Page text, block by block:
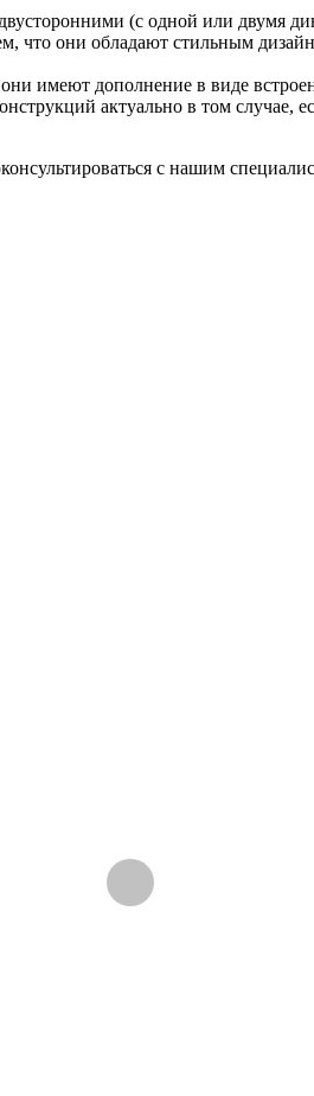
(с одной или двумя
что они обладают стильным
имеют дополнение в виде
актуально в том случае,
с нашим